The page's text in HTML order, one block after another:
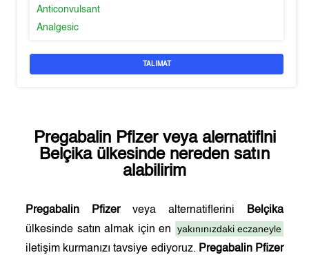
Anticonvulsant
Analgesic
TALIMAT
Pregabalin Pfizerveya alernatifini
Belçikaülkesinde nereden satın
alabilirim
Pregabalin Pfizerveya alternatiflerini
Belçika
ülkesinde satın almak için en
yakınınızdaki eczaneyle
iletişim kurmanızı tavsiye ediyoruz. Pregabalin Pfizer